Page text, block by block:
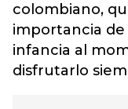
colombiano,
importancia de
infancia al
disfrutarlo